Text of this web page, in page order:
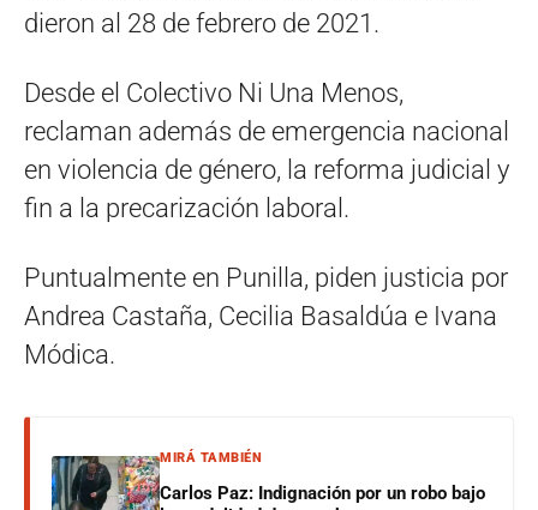
dieron al 28 de febrero de 2021.
Desde el Colectivo Ni Una Menos,
reclaman además de emergencia nacional
en violencia de género, la reforma judicial y
fin a la precarización laboral.
Puntualmente en Punilla, piden justicia por
Andrea Castaña, Cecilia Basaldúa e Ivana
Módica.
MIRÁ TAMBIÉN
Carlos Paz: Indignación por un robo bajo